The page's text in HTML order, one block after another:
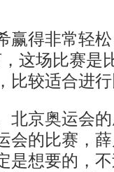
得非常轻松
这场比赛是
比较适合进
京奥运会的
会的比赛，
是想要的，